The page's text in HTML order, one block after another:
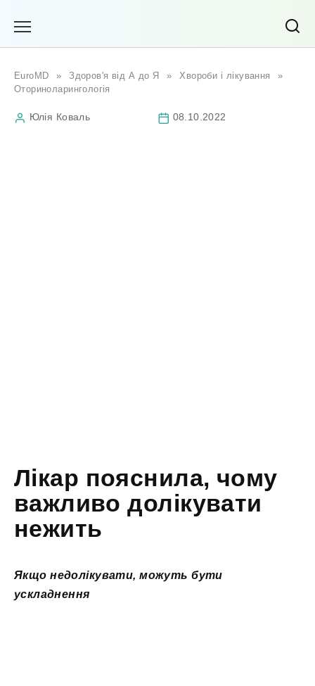
EuroMD » Здоров'я від А до Я » Хвороби і лікування
»
Оториноларингологія
Юлія Коваль 08.10.2022
Лікар пояснила, чому
важливо долікувати
нежить
Якщо недолікувати, можуть бути
ускладнення